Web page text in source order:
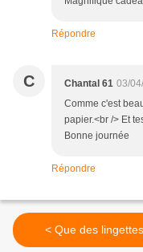
Répondre
C Chantal 61 03/
Comme c'est
papier.<br /> Et
Bonne journée
Répondre
< Que des lingettes